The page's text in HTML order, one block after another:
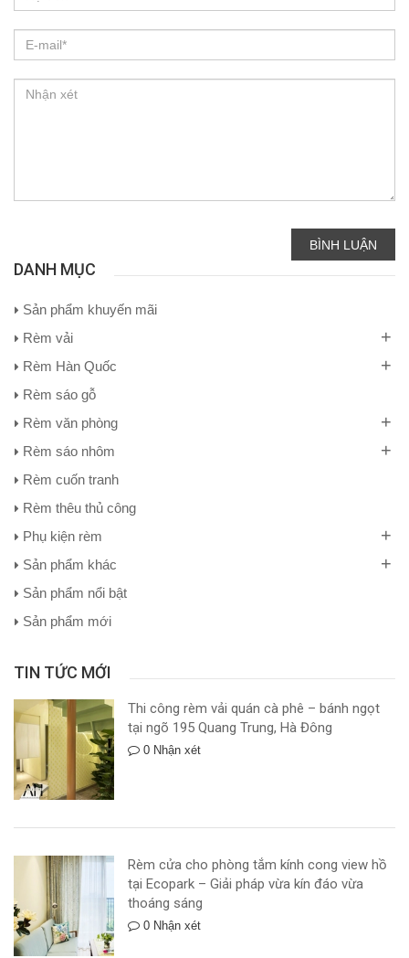
BÌNH LUẬN
DANH MỤC
Sản phẩm khuyến mãi
Rèm vải
+
Rèm Hàn Quốc +
Rèm sáo gỗ
Rèm văn phòng
+
Rèm sáo nhôm +
Rèm cuốn tranh
Rèm thêu thủ công
Phụ kiện rèm
+
Sản phẩm khác +
Sản phẩm nổi bật
Sản phẩm mới
TIN TỨC MỚI
Thi công rèm vải quán cà phê – bánh ngọt
tại ngõ 195 Quang Trung, Hà Đông
0 Nhận xét
Rèm cửa cho phòng tắm kính cong view hồ
tại Ecopark – Giải pháp vừa kín đáo vừa
thoáng sáng
0 Nhận xét